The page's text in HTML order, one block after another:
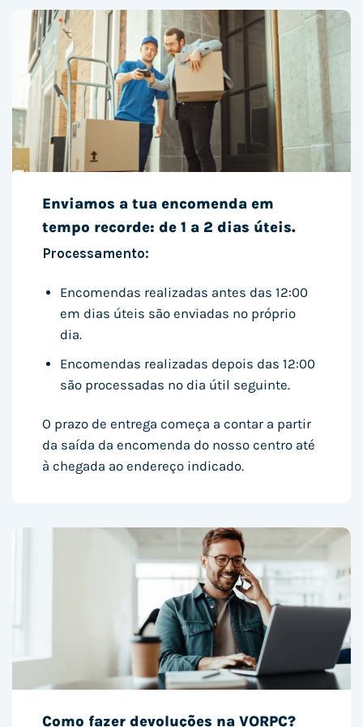
Enviamos a tua encomenda em
tempo recorde: de 1 a 2 dias úteis.
Processamento:
Encomendas realizadas antes das 12:00
em dias úteis são enviadas no próprio
dia.
Encomendas realizadas depois das 12:00
são processadas no dia útil seguinte.
O prazo de entrega começa a contar a partir
da saída da encomenda do nosso centro até
à chegada ao endereço indicado.
Como fazer devoluções na VORPC?